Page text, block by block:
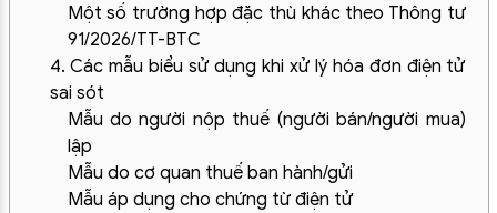
Một số trường hợp đặc thù khác theo Thông tư
91/2026/TT-BTC
4. Các mẫu biểu sử dụng khi xử lý hóa đơn điện tử
sai sót
Mẫu do người nộp thuế (người bán/người mua)
lập
Mẫu do cơ quan thuế ban hành/gửi
Mẫu áp dụng cho chứng từ điện tử